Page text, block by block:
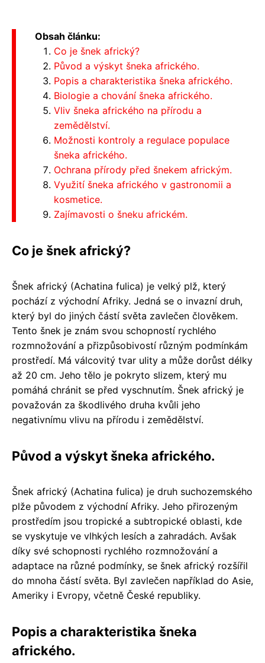
Obsah článku:
Co je šnek africký?
Původ a výskyt šneka afrického.
Popis a charakteristika šneka afrického.
Biologie a chování šneka afrického.
Vliv šneka afrického na přírodu a
zemědělství.
Možnosti kontroly a regulace populace
šneka afrického.
Ochrana přírody před šnekem africkým.
Využití šneka afrického v gastronomii a
kosmetice.
Zajímavosti o šneku africkém.
Co je šnek africký?
Šnek africký (Achatina fulica) je velký plž, který
pochází z východní Afriky. Jedná se o invazní druh,
který byl do jiných částí světa zavlečen člověkem.
Tento šnek je znám svou schopností rychlého
rozmnožování a přizpůsobivostí různým podmínkám
prostředí. Má válcovitý tvar ulity a může dorůst délky
až 20 cm. Jeho tělo je pokryto slizem, který mu
pomáhá chránit se před vyschnutím. Šnek africký je
považován za škodlivého druha kvůli jeho
negativnímu vlivu na přírodu i zemědělství.
Původ a výskyt šneka afrického.
Šnek africký (Achatina fulica) je druh suchozemského
plže původem z východní Afriky. Jeho přirozeným
prostředím jsou tropické a subtropické oblasti, kde
se vyskytuje ve vlhkých lesích a zahradách. Avšak
díky své schopnosti rychlého rozmnožování a
adaptace na různé podmínky, se šnek africký rozšířil
do mnoha částí světa. Byl zavlečen například do Asie,
Ameriky i Evropy, včetně České republiky.
Popis a charakteristika šneka
afrického.